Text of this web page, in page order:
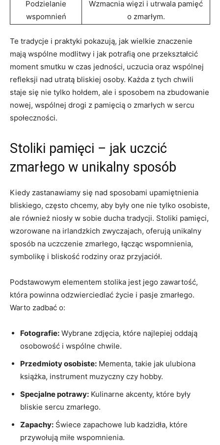
Podzielanie
wspomnień
Wzmacnia więzi i utrwala pamięć
o zmarłym.
Te tradycje i praktyki pokazują, jak wielkie znaczenie
mają wspólne modlitwy i jak potrafią one przekształcić
moment smutku w czas jedności, uczucia oraz wspólnej
refleksji nad utratą bliskiej osoby. Każda z tych chwili
staje się nie tylko hołdem, ale i sposobem na zbudowanie
nowej, wspólnej drogi z pamięcią o zmarłych w sercu
społeczności.
Stoliki pamięci – jak uczcić
zmarłego w unikalny sposób
Kiedy zastanawiamy się nad sposobami upamiętnienia
bliskiego, często chcemy, aby były one nie tylko osobiste,
ale również niosły w sobie ducha tradycji. Stoliki pamięci,
wzorowane na irlandzkich zwyczajach, oferują unikalny
sposób na uczczenie zmarłego, łącząc wspomnienia,
symbolikę i bliskość rodziny oraz przyjaciół.
Podstawowym elementem stolika jest jego zawartość,
która powinna odzwierciedlać życie i pasje zmarłego.
Warto zadbać o:
Fotografie: Wybrane zdjęcia, które najlepiej oddają
osobowość i wspólne chwile.
Przedmioty osobiste: Mementa, takie jak ulubiona
książka, instrument muzyczny czy hobby.
Specjalne potrawy: Kulinarne akcenty, które były
bliskie sercu zmarłego.
Zapachy: Świece zapachowe lub kadzidła, które
przywołują miłe wspomnienia.